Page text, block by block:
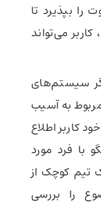
بپذیرد تا
می‌تواند
سیستم‌های
به آسیب
کاربر اطلاع
با فرد مورد
تیم کوچک از
را بررسی